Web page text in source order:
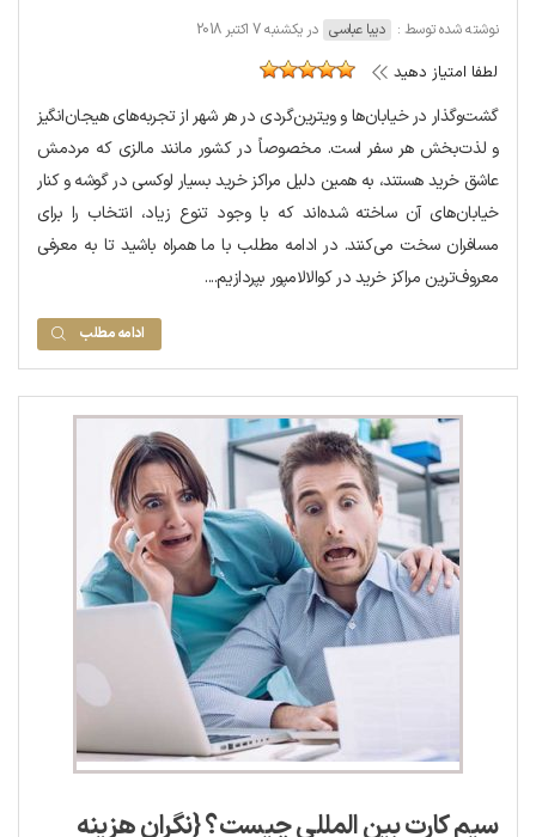
نوشته شده توسط : دیبا عباسی در یکشنبه 7 اکتبر 2018
لطفا امتیاز دهید
گشت‌وگذار در خیابان‌ها و ویترین‌گردی در هر شهر از تجربه‌های هیجان‌انگیز
و لذت‌بخش هر سفر است. مخصوصاً در کشور مانند مالزی که مردمش
عاشق خرید هستند، به همین دلیل مراکز خرید بسیار لوکسی در گوشه و کنار
خیابان‌های آن ساخته شده‌اند که با وجود تنوع زیاد، انتخاب را برای
مسافران سخت می‌کنند. در ادامه مطلب با ما همراه باشید تا به معرفی
معروف‌ترین مراکز خرید در کوالالامپور بپردازیم....
ادامه مطلب
سیم کارت بین المللی چیست؟ {نگران هزینه